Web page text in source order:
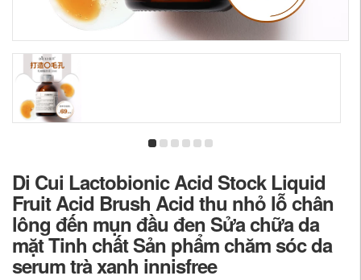
Di Cui Lactobionic Acid Stock Liquid
Fruit Acid Brush Acid thu nhỏ lỗ chân
lông đến mụn đầu đen Sửa chữa da
mặt Tinh chất Sản phẩm chăm sóc da
serum trà xanh innisfree